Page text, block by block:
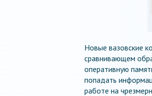
Новые вазовские
сравнивающем
оперативную
попадать
работе на